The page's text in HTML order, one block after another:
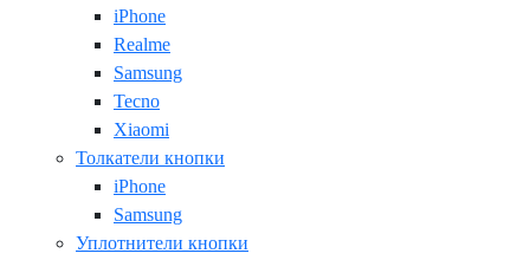
iPhone
Realme
Samsung
Tecno
Xiaomi
Толкатели кнопки
iPhone
Samsung
Уплотнители кнопки